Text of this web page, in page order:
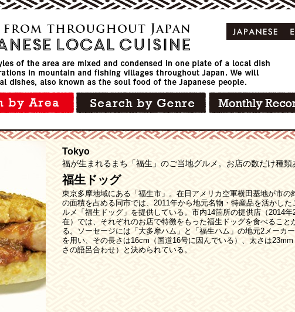
Tokyo
福が生まれるまち「福生」のご当地グルメ。お店の数だけ種類
福生ドッグ
東京多摩地域にある「福生市」。在日アメリカ空軍横田基地が市の
の面積を占める同市では、2011年から地元名物・特産品を活かした
ルメ「福生ドッグ」を提供している。市内14箇所の提供店（2014年
在）では、それぞれのお店で特徴をもった福生ドッグを食べること
る。ソーセージには「大多摩ハム」と「福生ハム」の地元2メーカ
を用い、その長さは16cm（国道16号に因んでいる）、太さは23mm
さの語呂合わせ）と決められている。